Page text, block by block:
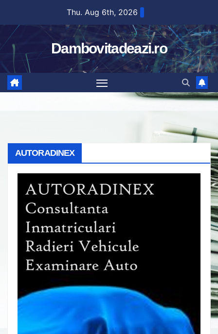
content
Thu. Aug 6th, 2026
Dambovitadeazi.ro
AUTORADINEX